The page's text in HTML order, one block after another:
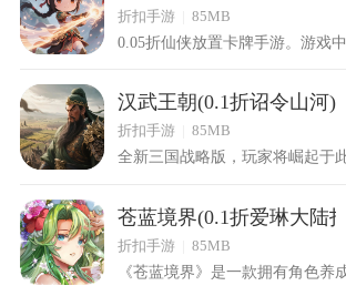
折扣手游 85MB
汉武王朝(0.1折诏令山河)
折扣手游 85MB
苍蓝境界(0.1折爱琳大陆打
折扣手游 85MB